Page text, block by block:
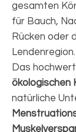
gesamten
für Bauch,
Rücken oder
Lendenregion.
Das
ökologischen
natürliche